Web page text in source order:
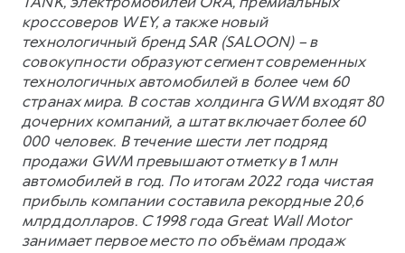
кроссоверов WEY, а также новый
технологичный бренд SAR (SALOON) – в
совокупности образуют сегмент современных
технологичных автомобилей в более чем 60
странах мира. В состав холдинга GWM входят 80
дочерних компаний, а штат включает более 60
000 человек. В течение шести лет подряд
продажи GWM превышают отметку в 1 млн
автомобилей в год. По итогам 2022 года чистая
прибыль компании составила рекордные 20,6
млрд долларов. С 1998 года Great Wall Motor
занимает первое место по объёмам продаж